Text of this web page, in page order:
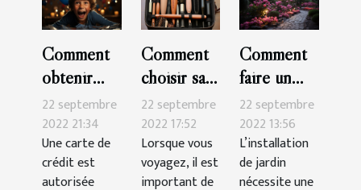
Comment
obtenir
une carte
de crédit
pour
mineur ?
22 septembre
2022 21:34
Une carte de
crédit est
autorisée
Comment
choisir sa
brosse à
cheveux
pour les
voyages ?
22 septembre
2022 17:52
Lorsque vous
voyagez, il est
important de
Comment
faire un
beau jardin
pas cher ?
22 septembre
2022 13:56
L’installation
de jardin
nécessite une